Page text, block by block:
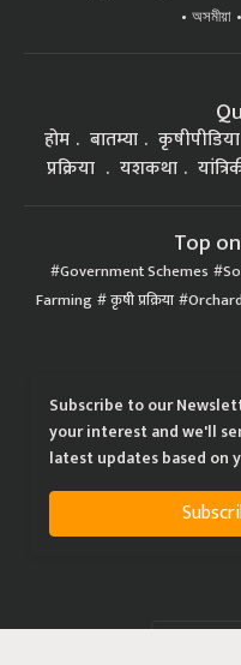
অসমীয়া
होम बातम्या कृषीपीडिया
प्रक्रिया
यशकथा
Top
Government Schemes
Farming कृषी प्रक्रिया
Subscribe to our
your interest and we'll
latest updates based on